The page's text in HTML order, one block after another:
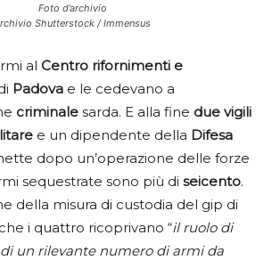
Foto d’archivio
Shutterstock / Immensus
al Centro rifornimenti e
Padova e le cedevano a
criminale sarda. E alla fine due vigili
e un dipendente della Difesa
dopo un’operazione delle forze
sequestrate sono più di seicento.
della misura di custodia del gip di
i quattro ricoprivano “il ruolo di
un rilevante numero di armi da